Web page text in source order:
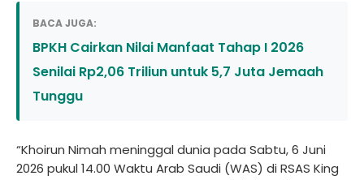
BACA JUGA:
BPKH Cairkan Nilai Manfaat Tahap I 2026
Senilai Rp2,06 Triliun untuk 5,7 Juta Jemaah
Tunggu
“Khoirun Nimah meninggal dunia pada Sabtu, 6 Juni
2026 pukul 14.00 Waktu Arab Saudi (WAS) di RSAS King